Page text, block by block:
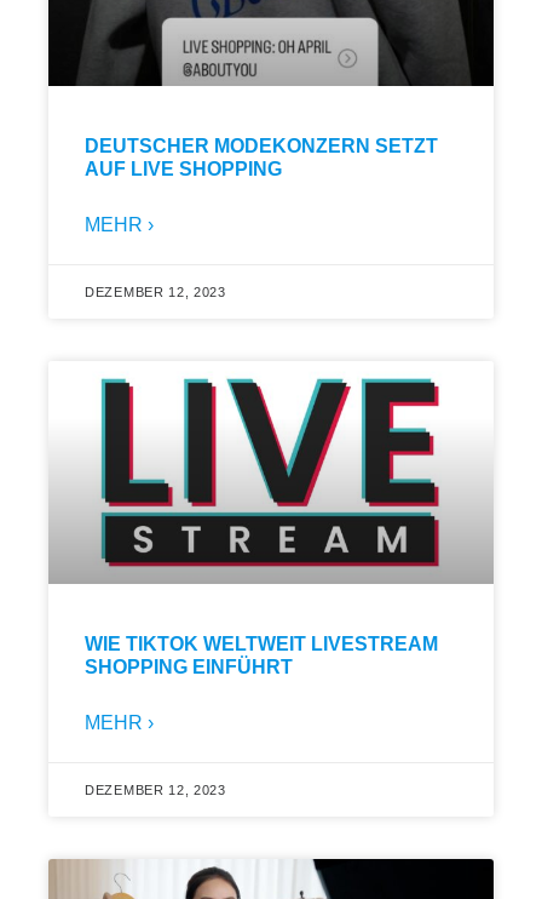
DEUTSCHER MODEKONZERN SETZT
AUF LIVE SHOPPING
MEHR ›
DEZEMBER 12, 2023
WIE TIKTOK WELTWEIT LIVESTREAM
SHOPPING EINFÜHRT
MEHR ›
DEZEMBER 12, 2023